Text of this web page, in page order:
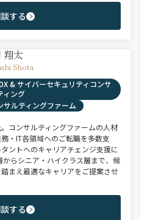
する
翔太
Shota
& サイバーセキュリティコンサ
ィング
サルティングファーム
コンサルティングファームの人材
・IT各領域へのご転職を多数支
ントへのキャリアチェンジ支援に
らシニア・ハイクラス層まで、候
まえ最適なキャリアをご提案させ
する